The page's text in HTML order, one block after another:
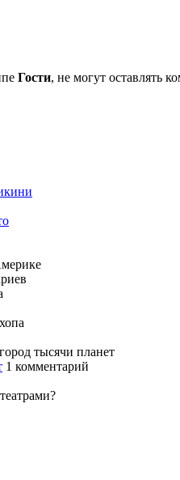
Гости, не могут оставлять
1 комментарий